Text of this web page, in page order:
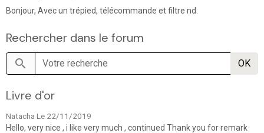
Bonjour, Avec un trépied, télécommande et filtre nd.
Rechercher dans le forum
OK
Livre d'or
Natacha Le 22/11/2019
Hello, very nice , i like very much , continued Thank you for remark